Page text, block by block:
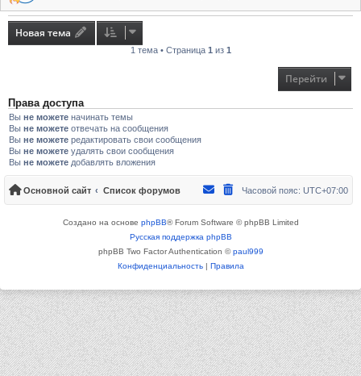
Новая тема
1 тема • Страница 1 из 1
Перейти
Права доступа
Вы не можете начинать темы
Вы не можете отвечать на сообщения
Вы не можете редактировать свои сообщения
Вы не можете удалять свои сообщения
Вы не можете добавлять вложения
Основной сайт Список форумов Часовой пояс: UTC+07:00
Создано на основе phpBB® Forum Software © phpBB Limited
Русская поддержка phpBB
phpBB Two Factor Authentication ©paul999
Конфиденциальность| Правила